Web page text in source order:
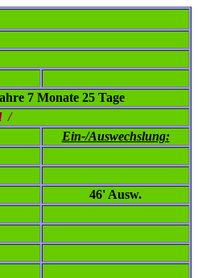
7 Monate 25 Tage
/
Ein-/Auswechslung:
46' Ausw.